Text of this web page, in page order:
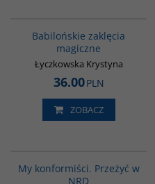
Babilońskie zaklęcia
magiczne
Łyczkowska Krystyna
36.00PLN
ZOBACZ
My konformiści. Przeżyć w
NRD